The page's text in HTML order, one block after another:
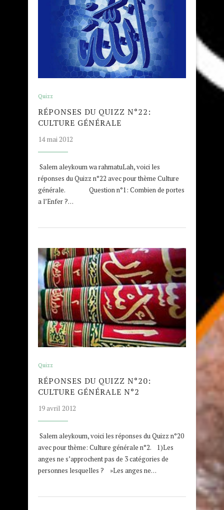
Quizz
RÉPONSES DU QUIZZ N°22:
CULTURE GÉNÉRALE
14 mai 2012
Salem aleykoum wa rahmatuLah, voici les
réponses du Quizz n°22 avec pour thème Culture
générale. Question n°1: Combien de portes
a l’Enfer ?…
Quizz
RÉPONSES DU QUIZZ N°20:
CULTURE GÉNÉRALE N°2
19 avril 2012
Salem aleykoum, voici les réponses du Quizz n°20
avec pour thème: Culture générale n°2. 1)Les
anges ne s’approchent pas de 3 catégories de
personnes lesquelles ? ‎ »Les anges ne…